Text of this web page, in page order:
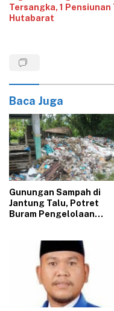
Tersangka, 1 Pensiunan
Hutabarat
Baca Juga
Gunungan Sampah di
Jantung Talu, Potret
Buram Pengelolaan